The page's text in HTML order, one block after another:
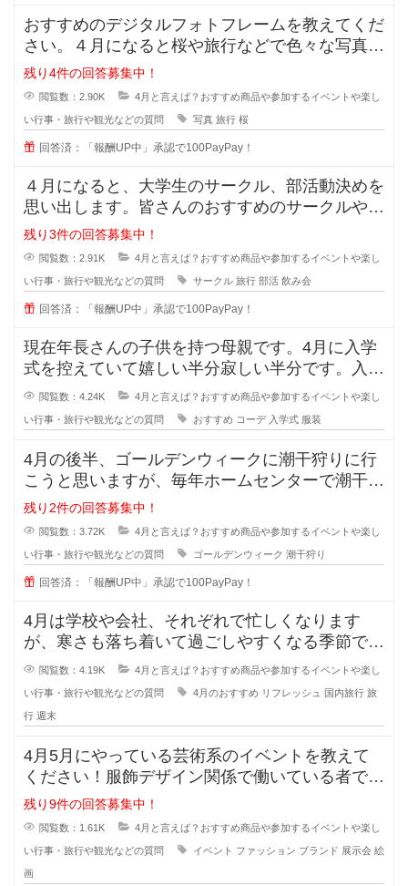
おすすめのデジタルフォトフレームを教えてくだ
さい。４月になると桜や旅行などで色々な写真を
撮る機会が増えますよね？
残り4件の回答募集中！
閲覧数：2.90K 4月と言えば？おすすめ商品や参加するイベントや楽し
い行事・旅行や観光などの質問 写真 旅行 桜
回答済：「報酬UP中」承認で100PayPay！
４月になると、大学生のサークル、部活動決めを
思い出します。皆さんのおすすめのサークルや部
活はありますか？また、活動内容も
残り3件の回答募集中！
閲覧数：2.91K 4月と言えば？おすすめ商品や参加するイベントや楽し
い行事・旅行や観光などの質問 サークル 旅行 部活 飲み会
回答済：「報酬UP中」承認で100PayPay！
現在年長さんの子供を持つ母親です。4月に入学
式を控えていて嬉しい半分寂しい半分です。入学
式の時の子供の服装について皆様の
閲覧数：4.24K 4月と言えば？おすすめ商品や参加するイベントや楽し
い行事・旅行や観光などの質問 おすすめ コーデ 入学式 服装
4月の後半、ゴールデンウィークに潮干狩りに行
こうと思いますが、毎年ホームセンターで潮干狩
残り2件の回答募集中！
閲覧数：3.72K 4月と言えば？おすすめ商品や参加するイベントや楽し
い行事・旅行や観光などの質問 ゴールデンウィーク 潮干狩り
回答済：「報酬UP中」承認で100PayPay！
4月は学校や会社、それぞれで忙しくなります
が、寒さも落ち着いて過ごしやすくなる季節です
よね！そこで私は、週末にリフレッシ
閲覧数：4.19K 4月と言えば？おすすめ商品や参加するイベントや楽し
い行事・旅行や観光などの質問 4月のおすすめ リフレッシュ 国内旅行 旅
行 週末
4月5月にやっている芸術系のイベントを教えて
ください！服飾デザイン関係で働いている者です
が、新しいデザインのインスピレー
残り9件の回答募集中！
閲覧数：1.61K 4月と言えば？おすすめ商品や参加するイベントや楽し
い行事・旅行や観光などの質問 イベント ファッション ブランド 展示会 絵
画